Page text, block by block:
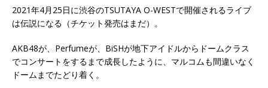
2021年4月25日に渋谷のTSUTAYA O-WESTで開催されるライブ
は伝説になる（チケット発売はまだ）。
AKB48が、Perfumeが、BiSHが地下アイドルからドームクラス
でコンサートをするまで成長したように、マルコムも間違いなく
ドームまでたどり着く。